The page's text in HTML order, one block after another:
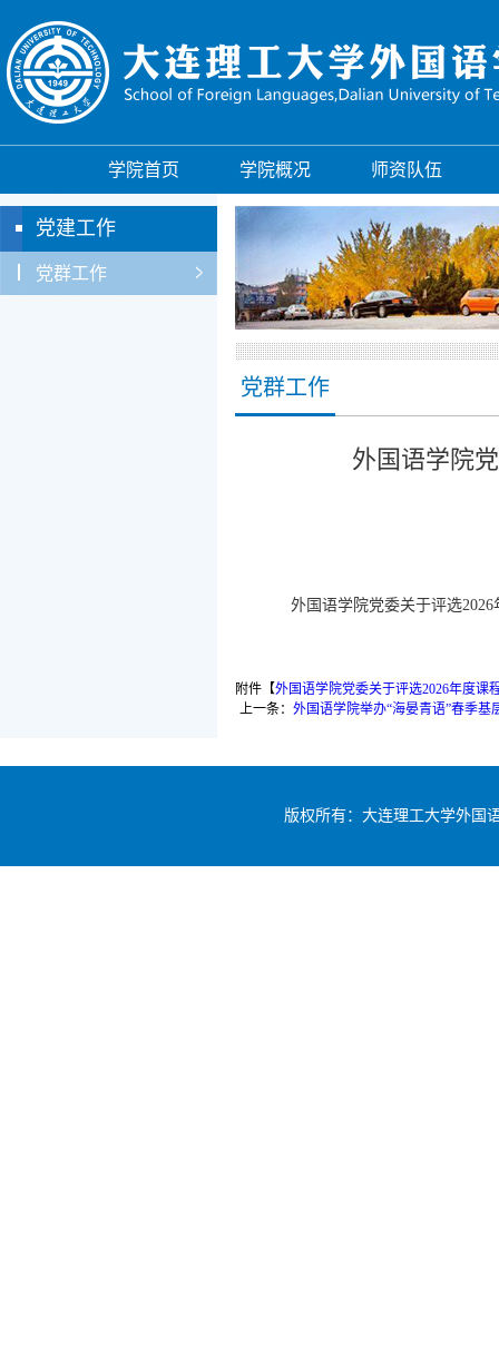
学院首页 学院概况 师资队伍
党建工作
党群工作
党群工作
外国语学院
外国语学院党委关于评选
附件【外国语学院党委关于评选2026年度课
上一条： 外国语学院举办“海晏青语”春季
版权所有：大连理工大学外国